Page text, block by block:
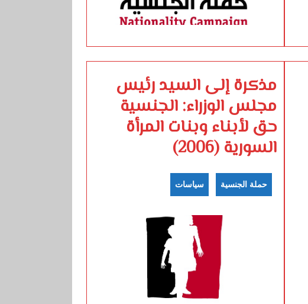
مذكرة إلى السيد رئيس
مجلس الوزراء: الجنسية
حق لأبناء وبنات المرأة
السورية (2006)
حملة الجنسية سياسات